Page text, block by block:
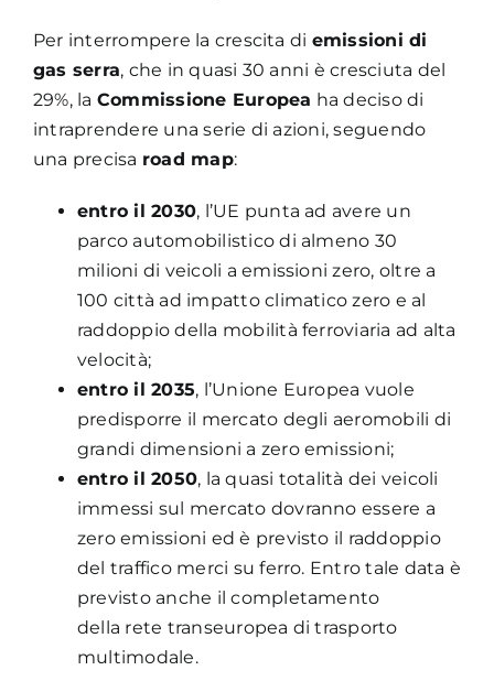
Per interrompere la crescita di emissioni di
gas serra, che in quasi 30 anni è cresciuta del
29%, la Commissione Europea ha deciso di
intraprendere una serie di azioni, seguendo
una precisa road map:
entro il 2030, l’UE punta ad avere un
parco automobilistico di almeno 30
milioni di veicoli a emissioni zero, oltre a
100 città ad impatto climatico zero e al
raddoppio della mobilità ferroviaria ad alta
velocità;
entro il 2035, l’Unione Europea vuole
predisporre il mercato degli aeromobili di
grandi dimensioni a zero emissioni;
entro il 2050, la quasi totalità dei veicoli
immessi sul mercato dovranno essere a
zero emissioni ed è previsto il raddoppio
del traffico merci su ferro. Entro tale data è
previsto anche il completamento
della rete transeuropea di trasporto
multimodale.